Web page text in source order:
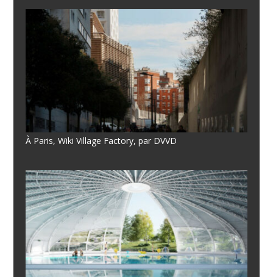
À Paris, Wiki Village Factory, par DVVD